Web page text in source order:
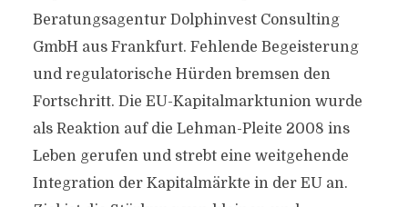
Beratungsagentur Dolphinvest Consulting
GmbH aus Frankfurt. Fehlende Begeisterung
und regulatorische Hürden bremsen den
Fortschritt. Die EU-Kapitalmarktunion wurde
als Reaktion auf die Lehman-Pleite 2008 ins
Leben gerufen und strebt eine weitgehende
Integration der Kapitalmärkte in der EU an.